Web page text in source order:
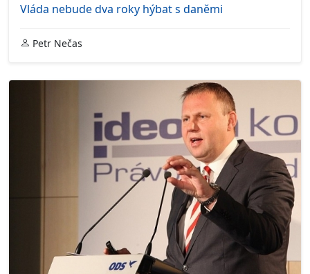
Vláda nebude dva roky hýbat s daněmi
Petr Nečas